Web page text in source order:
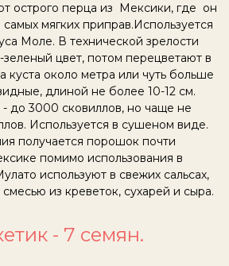
острого перца из Мексики, где он
мягких приправ.Используется
Моле. В технической зрелости
цвет, потом перецветают в
около метра или чуть больше
длиной не более 10-12 см.
до 3000 сковиллов, но чаще не
Используется в сушеном виде.
получается порошок почти
помимо использования в
используют в свежих сальсах,
из креветок, сухарей и сыра.
- 7 семян.